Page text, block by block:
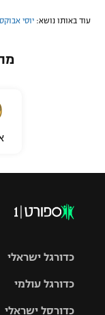
עוד באותו נושא: יוסי
כדורגל ישראלי
כדורגל עולמי
כדורסל ישראלי